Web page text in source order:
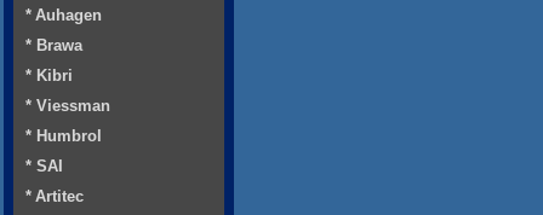
* Auhagen
* Brawa
* Kibri
* Viessman
* Humbrol
* SAI
* Artitec